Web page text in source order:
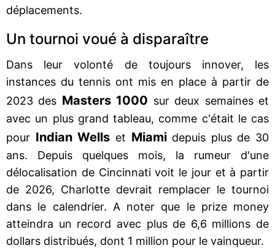
déplacements.
Un tournoi voué à disparaître
Dans leur volonté de toujours innover, les
instances du tennis ont mis en place à partir de
2023 des Masters 1000 sur deux semaines et
avec un plus grand tableau, comme c'était le cas
pour Indian Wells et Miamidepuis plus de 30
ans. Depuis quelques mois, la rumeur d'une
délocalisation de Cincinnati voit le jour et à partir
de 2026, Charlotte devrait remplacer le tournoi
dans le calendrier. A noter que le prize money
atteindra un record avec plus de 6,6 millions de
dollars distribués, dont 1 million pour le vainqueur.